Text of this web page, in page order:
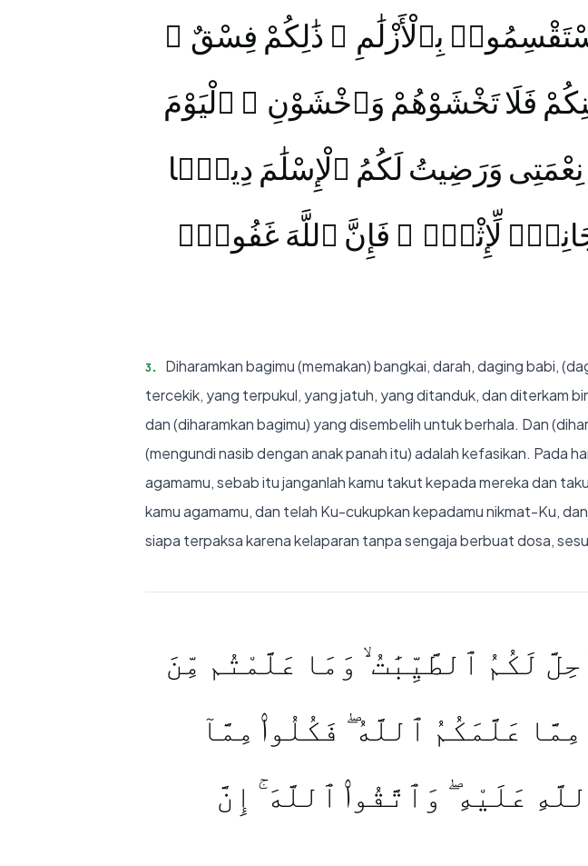
تَسْتَقْسِمُوا۟ بِٱلْأَزْلَٰمِ ۚ ذَٰلِكُمْ فِسْقٌ
فَلَا تَخْشَوْهُمْ وَٱخْشَوْنِ ۚ ٱلْيَوْمَ
نِعْمَتِى وَرَضِيتُ لَكُمُ ٱلْإِسْلَٰمَ دِينًۭا
لِّإِثْمٍۢ ۙ فَإِنَّ ٱللَّهَ غَفُورٌۭ
3.
Diharamkan bagimu (memakan) bangkai, darah, daging babi,
tercekik, yang terpukul, yang jatuh, yang ditanduk, dan diterkam
dan (diharamkan bagimu) yang disembelih untuk berhala. Dan
(mengundi nasib dengan anak panah itu) adalah kefasikan. Pada
agamamu, sebab itu janganlah kamu takut kepada mereka dan
kamu agamamu, dan telah Ku-cukupkan kepadamu nikmat-Ku,
siapa terpaksa karena kelaparan tanpa sengaja berbuat dosa,
لَكُمُ ٱلطَّيِّبَٰتُ ۙ وَمَا عَلَّمْتُم مِّنَ
عَلَّمَكُمُ ٱللَّهُ ۖ فَكُلُوا۟ مِمَّآ
عَلَيْهِ ۖ وَٱتَّقُوا۟ ٱللَّهَ ۚ إِنَّ